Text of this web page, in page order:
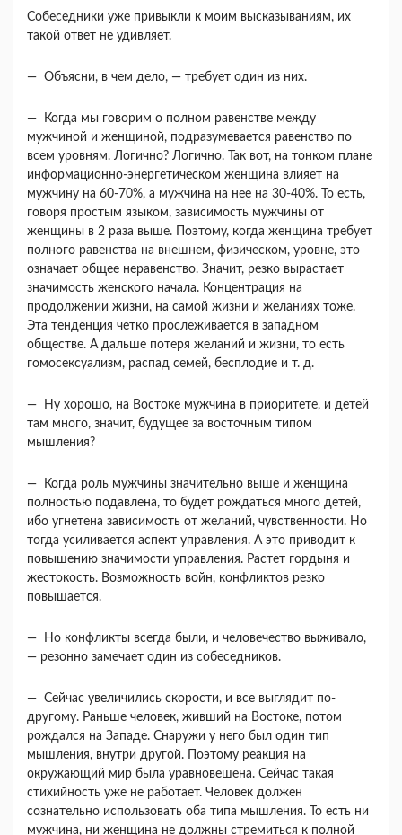
Собеседники уже привыкли к моим высказыва­ниям, их
такой ответ не удивляет.
— Объясни, в чем дело, — требует один из них.
— Когда мы говорим о полном равенстве меж­ду
мужчиной и женщиной, подразумевается ра­венство по
всем уровням. Логично? Логично. Так вот, на тонком плане
информационно-энергетиче­ском женщина влияет на
мужчину на 60-70%, а мужчина на нее на 30-40%. То есть,
говоря про­стым языком, зависимость мужчины от
женщины в 2 раза выше. Поэтому, когда женщина требует
полного равенства на внешнем, физическом, уров­не, это
означает общее неравенство. Значит, резко вырастает
значимость женского начала. Концент­рация на
продолжении жизни, на самой жизни и желаниях тоже.
Эта тенденция четко прослежива­ется в западном
обществе. А дальше потеря жела­ний и жизни, то есть
гомосексуализм, распад се­мей, бесплодие и т. д.
— Ну хорошо, на Востоке мужчина в приорите­те, и детей
там много, значит, будущее за восточ­ным типом
мышления?
— Когда роль мужчины значительно выше и женщина
полностью подавлена, то будет рождать­ся много детей,
ибо угнетена зависимость от жела­ний, чувственности. Но
тогда усиливается аспект управления. А это приводит к
повышению значи­мости управления. Растет гордыня и
жестокость. Возможность войн, конфликтов резко
повыша­ется.
— Но конфликты всегда были, и человечество выживало,
— резонно замечает один из собесед­ников.
— Сейчас увеличились скорости, и все выгля­дит по-
другому. Раньше человек, живший на Вос­токе, потом
рождался на Западе. Снаружи у него был один тип
мышления, внутри другой. Поэтому реакция на
окружающий мир была уравновешена. Сейчас такая
стихийность уже не работает. Чело­век должен
сознательно использовать оба типа мышления. То есть ни
мужчина, ни женщина не должны стремиться к полной